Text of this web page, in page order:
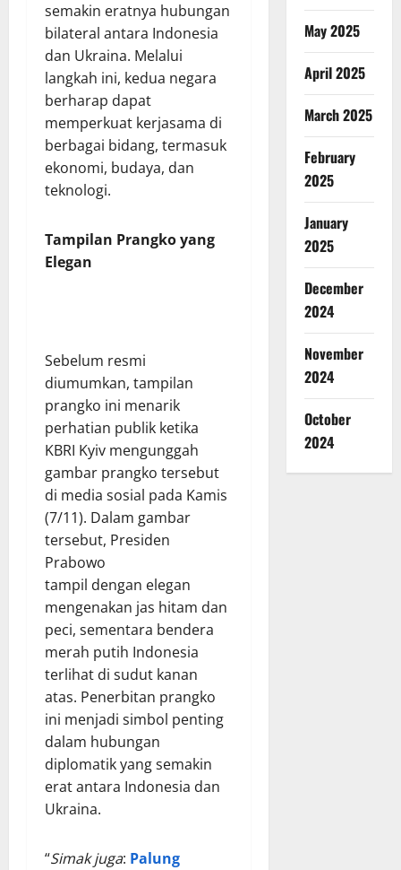
semakin eratnya hubungan
bilateral antara Indonesia
dan Ukraina. Melalui
langkah ini, kedua negara
berharap dapat
memperkuat kerjasama di
berbagai bidang, termasuk
ekonomi, budaya, dan
teknologi.
Tampilan Prangko yang
Elegan
Sebelum resmi
diumumkan, tampilan
prangko ini menarik
perhatian publik ketika
KBRI Kyiv mengunggah
gambar prangko tersebut
di media sosial pada Kamis
(7/11). Dalam gambar
tersebut, Presiden
Prabowo
tampil dengan elegan
mengenakan jas hitam dan
peci, sementara bendera
merah putih Indonesia
terlihat di sudut kanan
atas. Penerbitan prangko
ini menjadi simbol penting
dalam hubungan
diplomatik yang semakin
erat antara Indonesia dan
Ukraina.
“Simak juga: Palung
May 2025
April 2025
March 2025
February
2025
January
2025
December
2024
November
2024
October
2024